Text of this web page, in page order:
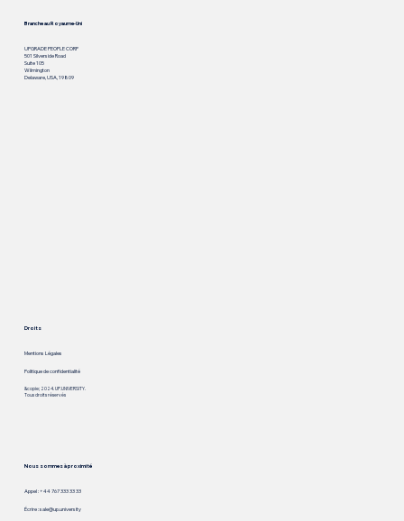
Branche au Royaume-Uni
UPGRADE PEOPLE CORP
501 Silverside Road
Suite 105
Wilmington
Delaware, USA, 19809
Droits
Mentions Légales
Politique de confidentialité
&copie; 2024. UP.UNIVERSITY.
Tous droits réservés
Nous sommes à proximité
Écrire :sale@up.university
Appel : +44 767 333 33 33